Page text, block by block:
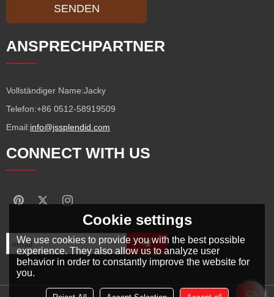
SENDEN
ANSPRECHPARTNER
Vollständiger Name:Jacky
Telefon:+86 0512-58919509
Email:info@jssplendid.com
CONNECT WITH US
Cookie settings
We use cookies to provide you with the best possible
experience. They also allow us to analyze user
behavior in order to constantly improve the website for
you.